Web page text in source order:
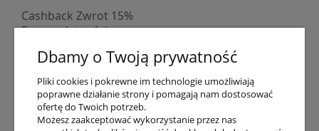
Cashback Zwrot 15%
Formy płatności
Numer konta
PayPo kupujesz, nie płacisz
Progi rabatowe
Promocje
Dbamy o Twoją prywatność
Pliki cookies i pokrewne im technologie umożliwiają
poprawne działanie strony i pomagają nam dostosować
ofertę do Twoich potrzeb.
Możesz zaakceptować wykorzystanie przez nas